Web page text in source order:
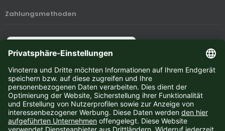
Zahlungsmethoden
Newsletter-Anmeldung
E-Mail-Adresse: